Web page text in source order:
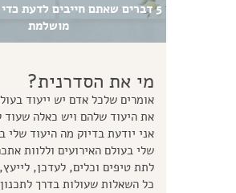
5 דברים שאתם חייבים לדעת
מושלמת
מי את הסדרנית?
אומרים שלכל אדם יש ייעוד
את היעוד שלהם ויש כאלה שעוד
אני יודעת בדיוק מה היעוד
שלי בעולם האירועים וללוות
לתת טיפים וכלים, לעדכן,
כל השאלות שעולות בדרך